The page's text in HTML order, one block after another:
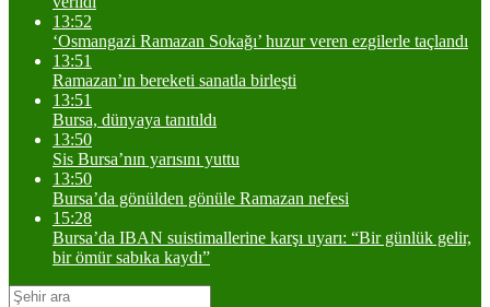
13:52
‘Osmangazi Ramazan Sokağı’ huzur veren ezgilerle taçlandı
13:51
Ramazan’ın bereketi sanatla birleşti
13:51
Bursa, dünyaya tanıtıldı
13:50
Sis Bursa’nın yarısını yuttu
13:50
Bursa’da gönülden gönüle Ramazan nefesi
15:28
Bursa’da IBAN suistimallerine karşı uyarı: “Bir günlük gelir,
bir ömür sabıka kaydı”